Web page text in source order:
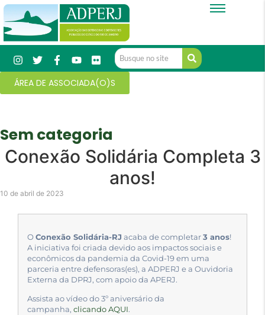
ÁREA DE ASSOCIADA(O)S
Sem categoria
Conexão Solidária Completa 3
anos!
10 de abril de 2023
O Conexão Solidária-RJ acaba de completar 3 anos!
A iniciativa foi criada devido aos impactos sociais e
econômicos da pandemia da Covid-19 em uma
parceria entre defensoras(es), a ADPERJ e a Ouvidoria
Externa da DPRJ, com apoio da APERJ.
Assista ao vídeo do 3º aniversário da
campanha, clicando AQUI.